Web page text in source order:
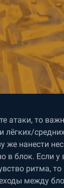
атаки, то
лёгких/
же нанести
в блок. Если у
ритма,
между